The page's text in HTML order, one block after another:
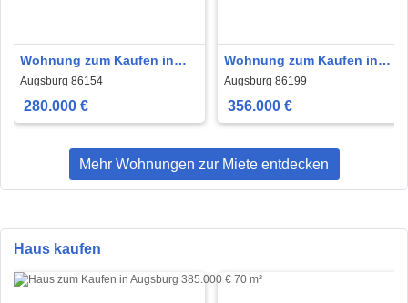
Wohnung zum Kaufen in
Augsburg 280.000 € 88 m²
Augsburg 86154
280.000 €
Wohnung zum Kaufen in
Augsburg 356.000 € 91 m²
Augsburg 86199
356.000 €
Mehr Wohnungen zur Miete entdecken
Haus kaufen